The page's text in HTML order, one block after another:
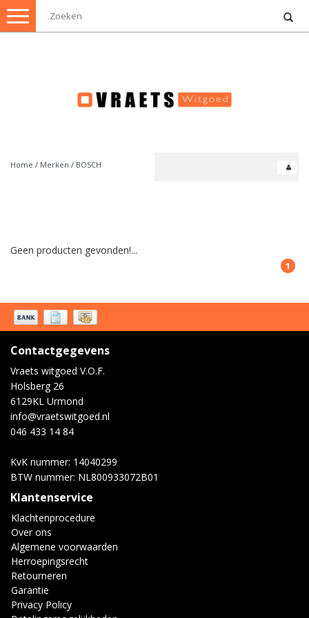
Toggle
navigation
Home / Merken / BOSCH
Geen producten gevonden!...
1
Contactgegevens
Vraets witgoed V.O.F.
Holsberg 26
6129KL Urmond
info@vraetswitgoed.nl
046 433 14 84
KvK nummer: 14040299
BTW nummer: NL800933072B01
Klantenservice
Klachtenprocedure
Over ons
Algemene voorwaarden
Herroepingsrecht
Retourneren
Garantie
Privacy Policy